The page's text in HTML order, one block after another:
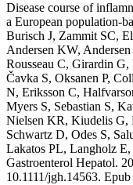
Disease course of
a European population-
Burisch J, Zammit SC,
Andersen KW,
Rousseau C, Girardin
Čavka S, Oksanen P,
N, Eriksson C,
Myers S, Sebastian S,
Nielsen KR, Kiudelis G,
Schwartz D, Odes S,
Lakatos PL, Langholz
Gastroenterol Hepatol.
10.1111/jgh.14563.